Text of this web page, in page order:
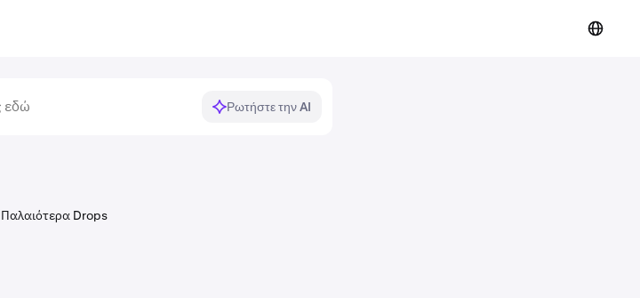
Ρωτήστε την AI
Παλαιότερα Drops